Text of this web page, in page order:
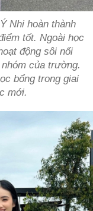
Nhi hoàn thành
tốt. Ngoài học
động sôi nổi
của trường.
bổng trong giai
mới.